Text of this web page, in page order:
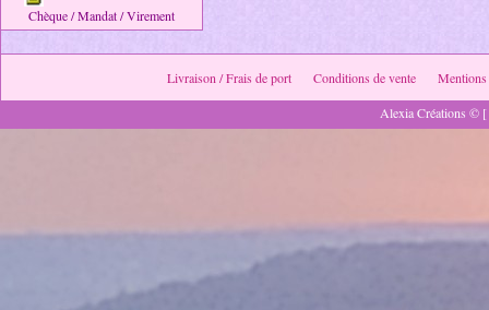
Chèque / Mandat / Virement
Livraison / Frais de port Conditions de vente
Mentions
Alexia Créations ©